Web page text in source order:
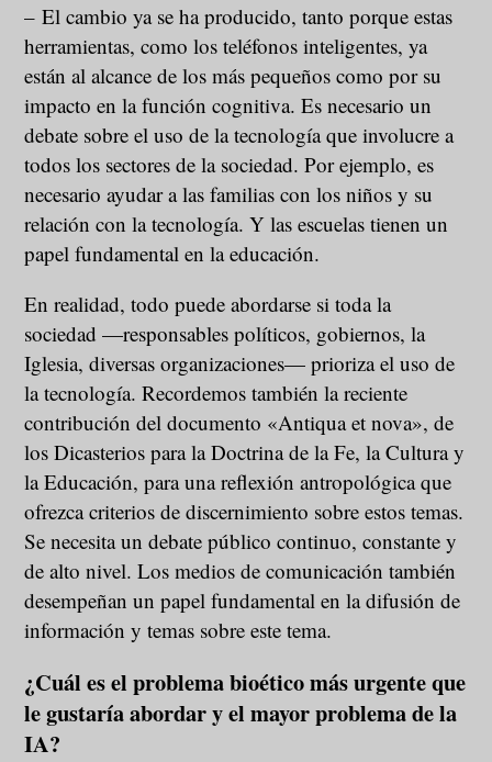
– El cambio ya se ha producido, tanto porque estas
herramientas, como los teléfonos inteligentes, ya
están al alcance de los más pequeños como por su
impacto en la función cognitiva. Es necesario un
debate sobre el uso de la tecnología que involucre a
todos los sectores de la sociedad. Por ejemplo, es
necesario ayudar a las familias con los niños y su
relación con la tecnología. Y las escuelas tienen un
papel fundamental en la educación.
En realidad, todo puede abordarse si toda la
sociedad —responsables políticos, gobiernos, la
Iglesia, diversas organizaciones— prioriza el uso de
la tecnología. Recordemos también la reciente
contribución del documento «Antiqua et nova», de
los Dicasterios para la Doctrina de la Fe, la Cultura y
la Educación, para una reflexión antropológica que
ofrezca criterios de discernimiento sobre estos temas.
Se necesita un debate público continuo, constante y
de alto nivel. Los medios de comunicación también
desempeñan un papel fundamental en la difusión de
información y temas sobre este tema.
¿Cuál es el problema bioético más urgente que
le gustaría abordar y el mayor problema de la
IA?